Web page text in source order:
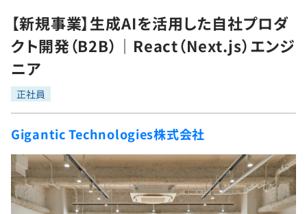
転職成功ガイド
転職エージェント
インタビュー
転職成功ガイド
求人検索
本選考
インターン
新卒エージェント
イベント・セミナー
インタビュー
学習
問題集
4択課題
ナレッジ
リファレンス
プログラミング言語
評価結果一覧
再チャレンジ結果一覧
ゲーム・マンガ
Tech Team Journal
paiza times
paizaとは？
【新規事業】生成AIを活用した自社プロダ
クト開発（B2B）｜React（Next.js）エンジ
ニア
正社員
Gigantic Technologies株式会社